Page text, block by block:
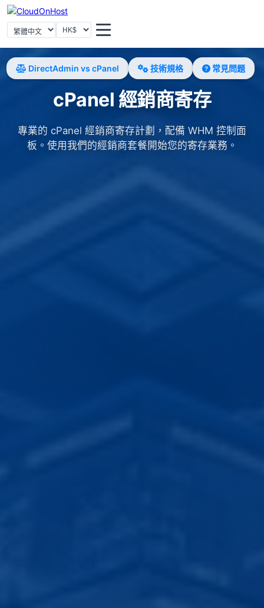
選擇語言 選擇貨幣
DirectAdmin vs cPanel 技術規格 常見問題
cPanel 經銷商寄存
專業的 cPanel 經銷商寄存計劃，配備 WHM 控制面
板。使用我們的經銷商套餐開始您的寄存業務。